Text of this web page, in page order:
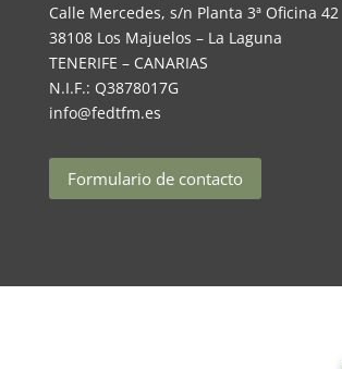
Calle Mercedes, s/n Planta 3ª Oficina 42
38108 Los Majuelos – La Laguna
TENERIFE – CANARIAS
N.I.F.: Q3878017G
info@fedtfm.es
Formulario de contacto